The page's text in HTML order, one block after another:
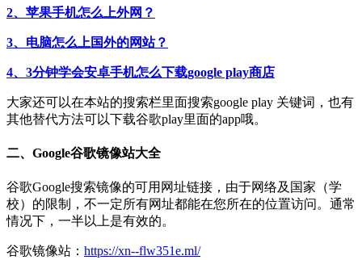
2、苹果手机怎么上外网？
3、电脑怎么上国外的网站？
4、3分钟学会安卓手机怎么下载google play商店
大家还可以在本站的搜索栏里面搜索google play 关键词，也有
其他替代方法可以下载谷歌play里面的app哦。
二、Google谷歌镜像站大全
谷歌Google搜索镜像的可用网址链接，由于网络及国家（学
校）的限制，不一定所有网址都能在您所在的位置访问。通常
情况下，一半以上是有效的。
谷歌镜像站： https://xn--flw351e.ml/